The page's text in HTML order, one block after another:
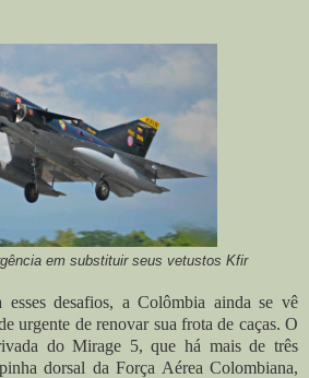
em substituir seus vetustos Kfir
desafios, a Colômbia ainda se vê
urgente de renovar sua frota de caças. O
do Mirage 5, que há mais de três
dorsal da Força Aérea Colombiana,